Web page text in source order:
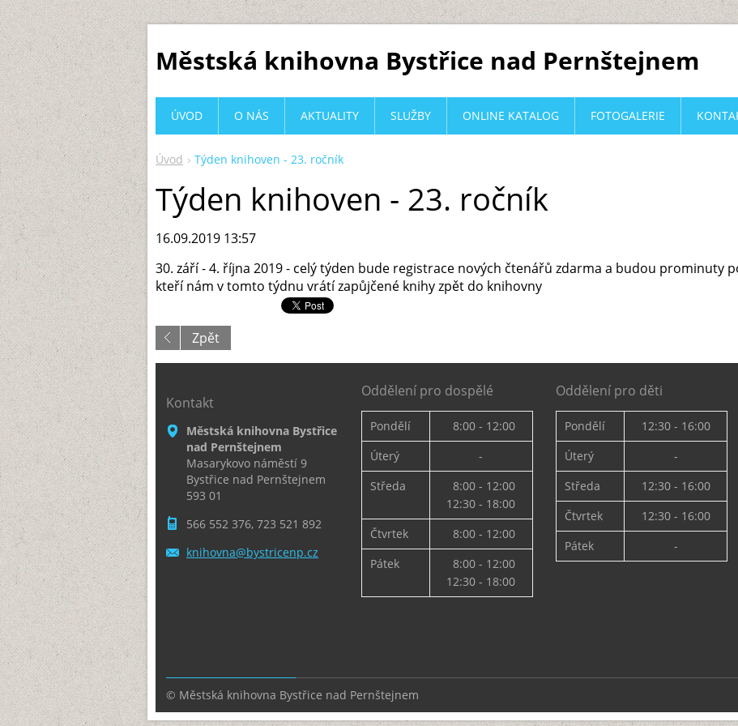
Městská knihovna Bystřice nad Pernštejnem
Úvod Týden knihoven - 23. ročník
Týden knihoven - 23. ročník
16.09.2019 13:57
30. září - 4. října 2019 - celý týden bude registrace nových čtenářů zdarma a budou prominuty
kteří nám v tomto týdnu vrátí zapůjčené knihy zpět do knihovny
Zpět
ÚVOD O NÁS AKTUALITY SLUŽBY ONLINE KATALOG FOTOGALERIE
Kontakt
Městská knihovna Bystřice
nad Pernštejnem
Masarykovo náměstí 9
Bystřice nad Pernštejnem
593 01
566 552 376, 723 521 892
knihovna@bystricenp.cz
Oddělení pro dospělé
Pondělí
8:00 - 12:00
Úterý
-
Středa
8:00 - 12:00
12:30 - 18:00
Čtvrtek
8:00 - 12:00
Pátek
8:00 - 12:00
12:30 - 18:00
Oddělení pro děti
Pondělí
12:30 - 16:00
Úterý
-
Středa
12:30 - 16:00
Čtvrtek
12:30 - 16:00
Pátek
-
© Městská knihovna Bystřice nad Pernštejnem